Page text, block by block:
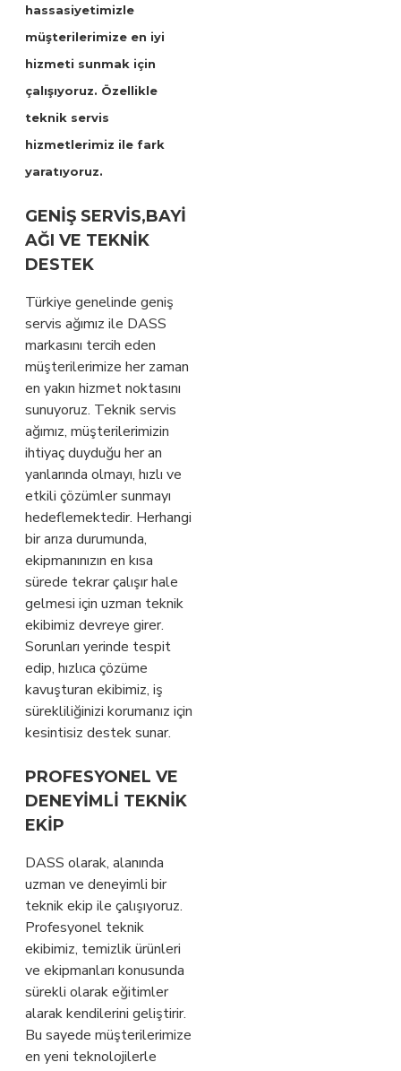
hassasiyetimizle
müşterilerimize en iyi
hizmeti sunmak için
çalışıyoruz. Özellikle
teknik servis
hizmetlerimiz ile fark
yaratıyoruz.
GENIŞ SERVIS,BAYI
AĞI VE TEKNIK
DESTEK
Türkiye genelinde geniş
servis ağımız ile DASS
markasını tercih eden
müşterilerimize her zaman
en yakın hizmet noktasını
sunuyoruz. Teknik servis
ağımız, müşterilerimizin
ihtiyaç duyduğu her an
yanlarında olmayı, hızlı ve
etkili çözümler sunmayı
hedeflemektedir. Herhangi
bir arıza durumunda,
ekipmanınızın en kısa
sürede tekrar çalışır hale
gelmesi için uzman teknik
ekibimiz devreye girer.
Sorunları yerinde tespit
edip, hızlıca çözüme
kavuşturan ekibimiz, iş
sürekliliğinizi korumanız için
kesintisiz destek sunar.
PROFESYONEL VE
DENEYIMLI TEKNIK
EKIP
DASS olarak, alanında
uzman ve deneyimli bir
teknik ekip ile çalışıyoruz.
Profesyonel teknik
ekibimiz, temizlik ürünleri
ve ekipmanları konusunda
sürekli olarak eğitimler
alarak kendilerini geliştirir.
Bu sayede müşterilerimize
en yeni teknolojilerle